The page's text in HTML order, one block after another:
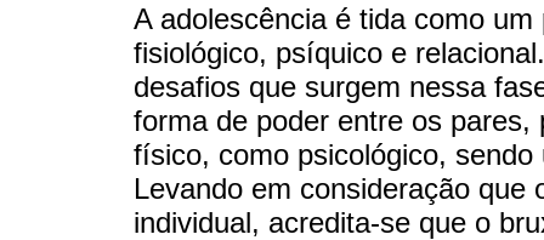
A adolescência é tida como
fisiológico, psíquico e
desafios que surgem nessa
forma de poder entre os
físico, como psicológico,
Levando em consideração que
individual, acredita-se que o